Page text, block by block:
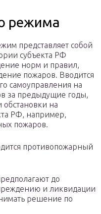
режима
представляет собой
субъекта РФ
норм и правил,
пожаров. Вводится
самоуправления на
за предыдущие годы,
обстановки на
РФ, например,
пожаров.
противопожарный
до
и ликвидации
решение по